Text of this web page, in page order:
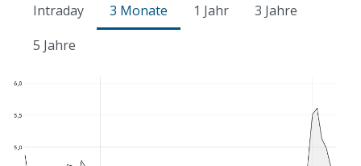
Intraday 3 Monate 1 Jahr
3 Jahre
5 Jahre